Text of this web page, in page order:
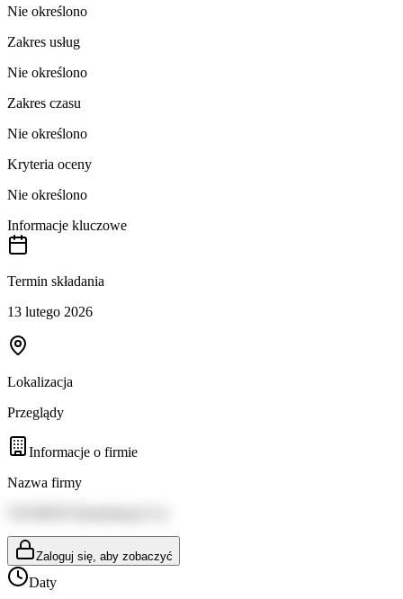
Nie określono
Zakres usług
Nie określono
Zakres czasu
Nie określono
Kryteria oceny
Nie określono
Informacje kluczowe
Termin składania
13 lutego 2026
Lokalizacja
Przeglądy
Informacje o firmie
Nazwa firmy
Zaloguj się, aby zobaczyć
Daty